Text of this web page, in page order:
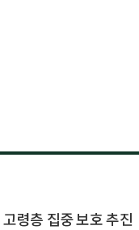
령층 집중 보호 추진